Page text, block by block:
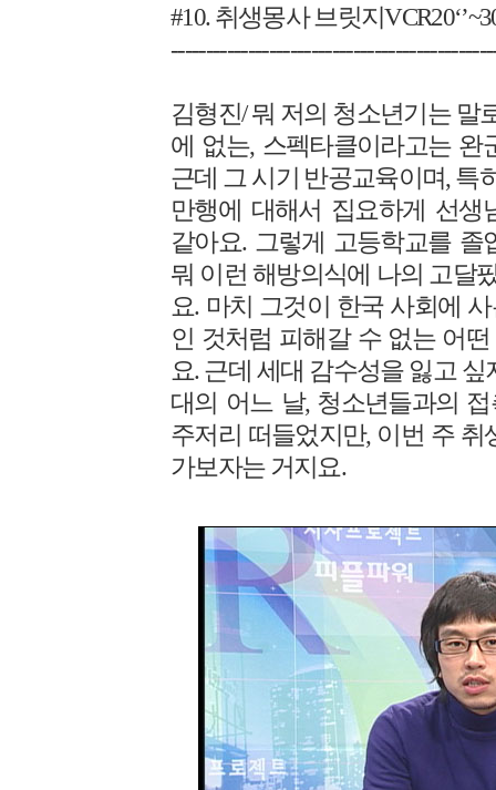
#10. 취생몽사 브릿지
김형진/ 뭐 저의 청소년기는 말
에 없는, 스펙타클이라고는 완
근데 그 시기 반공교육이며, 특
만행에 대해서 집요하게 선생
같아요. 그렇게 고등학교를 졸
뭐 이런 해방의식에 나의 고달
요. 마치 그것이 한국 사회에
인 것처럼 피해갈 수 없는 어
요. 근데 세대 감수성을 잃고
대의 어느 날, 청소년들과의
주저리 떠들었지만, 이번 주 취
가보자는 거지요.